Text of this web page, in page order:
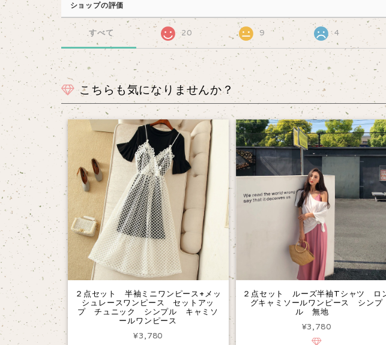
ショップの評価
すべて 20 9 4
こちらも気になりませんか？
２点セット 半袖ミニワンピース+メッ
シュレースワンピース セットアッ
プ チュニック シンプル キャミソ
ールワンピース
¥3,780
２点セット ルーズ半袖Tシャツ ロ
グキャミソールワンピース シンプ
ル 無地
¥3,780